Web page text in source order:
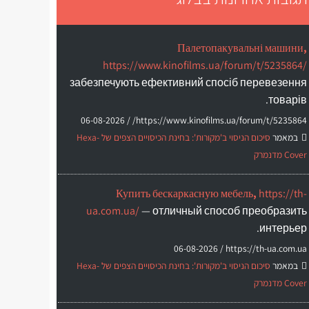
Палетопакувальні машини,
https://www.kinofilms.ua/forum/t/5235864/
забезпечують ефективний спосіб перевезення
товарів.
https://www.kinofilms.ua/forum/t/5235864/ /
06-08-2026
במאמר
סיכום הניסוי ב'מקורות': בחינת הכיסויים הצפים של Hexa-
Cover מדנמרק
Купить бескаркасную мебель, https://th-
ua.com.ua/— отличный способ преобразить
интерьер.
https://th-ua.com.ua /
06-08-2026
במאמר
סיכום הניסוי ב'מקורות': בחינת הכיסויים הצפים של Hexa-
Cover מדנמרק